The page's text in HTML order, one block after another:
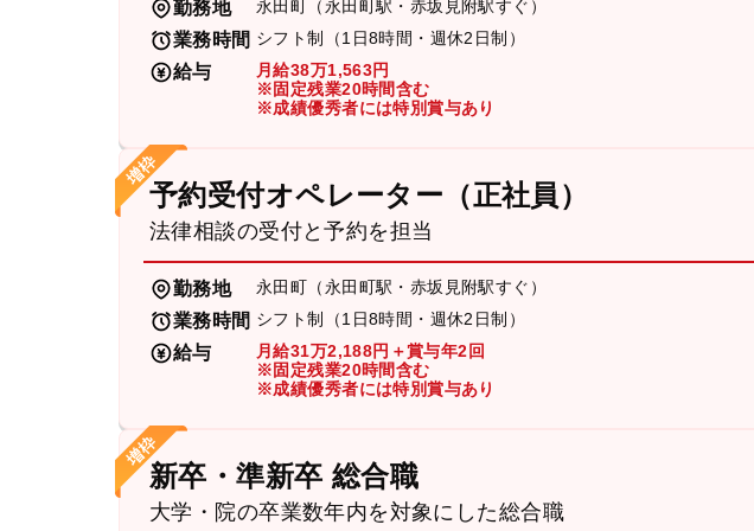
勤務地 永田町（永田町駅・赤坂見附駅すぐ）
業務時間 シフト制（1日8時間・週休2日制）
給与
月給38万1,563円
※固定残業20時間含む
※成績優秀者には特別賞与あり
予約受付オペレーター（正社員）
法律相談の受付と予約を担当
勤務地 永田町（永田町駅・赤坂見附駅すぐ）
業務時間 シフト制（1日8時間・週休2日制）
給与
月給31万2,188円＋賞与年2回
※固定残業20時間含む
※成績優秀者には特別賞与あり
新卒・準新卒 総合職
大学・院の卒業数年内を対象にした総合職